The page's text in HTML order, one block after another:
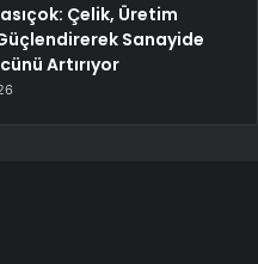
Çelik, Üretim
Sanayide
Artırıyor